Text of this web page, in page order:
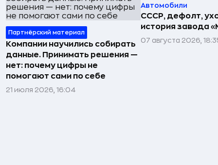
Партнёрский материал
Компании научились собирать
данные. Принимать решения —
нет: почему цифры не
помогают сами по себе
21 июля 2026, 16:04
Автомобили
СССР, дефолт,
история завода
07 августа 2026,